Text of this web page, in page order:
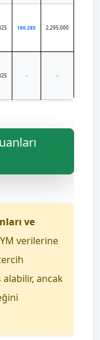
180.285 2,295,000
- -
ve
verilerine
ancak